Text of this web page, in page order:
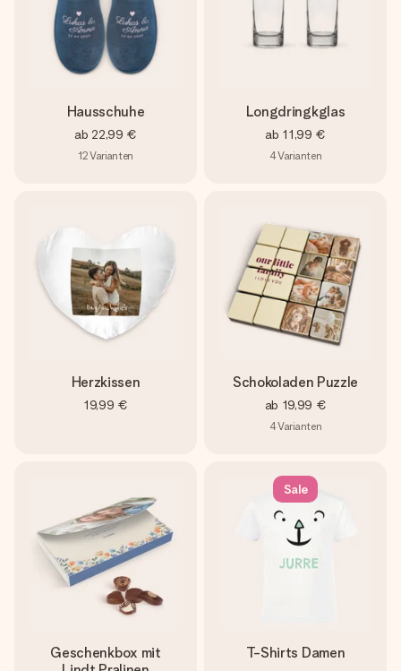
Hausschuhe
ab 22,99 €
12Varianten
Longdringkglas
ab 11,99 €
4Varianten
Herzkissen
19,99 €
Schokoladen Puzzle
ab 19,99 €
4Varianten
Geschenkbox mit
Sale
T-Shirts Damen